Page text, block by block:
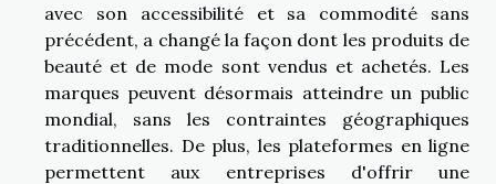
avec son accessibilité et sa commodité sans
précédent, a changé la façon dont les produits de
beauté et de mode sont vendus et achetés. Les
marques peuvent désormais atteindre un public
mondial, sans les contraintes géographiques
traditionnelles. De plus, les plateformes en ligne
permettent aux entreprises d'offrir une